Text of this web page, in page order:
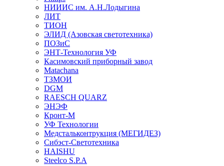
НИИИС им. А.Н.Лодыгина
ЛИТ
ТИОН
ЭЛИД (Азовская светотехника)
ПОЗиС
ЭНТ-Технология УФ
Касимовский приборный завод
Matachana
ТЗМОИ
DGM
RAESCH QUARZ
ЭНЭФ
Кронт-М
УФ Технологии
Медстальконтрукция (МЕГИДЕЗ)
Сибэст-Светотехника
HAISHU
Steelco S.P.A